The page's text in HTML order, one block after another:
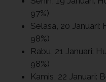
97%)
Selasa, 20 Januari:
98%)
Rabu, 21 Januari:
98%)
Kamis, 22 Januari: